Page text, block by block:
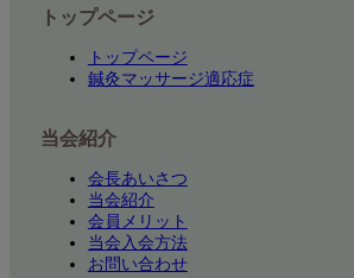
トップページ
トップページ
鍼灸マッサージ適応症
当会紹介
会長あいさつ
当会紹介
会員メリット
当会入会方法
お問い合わせ